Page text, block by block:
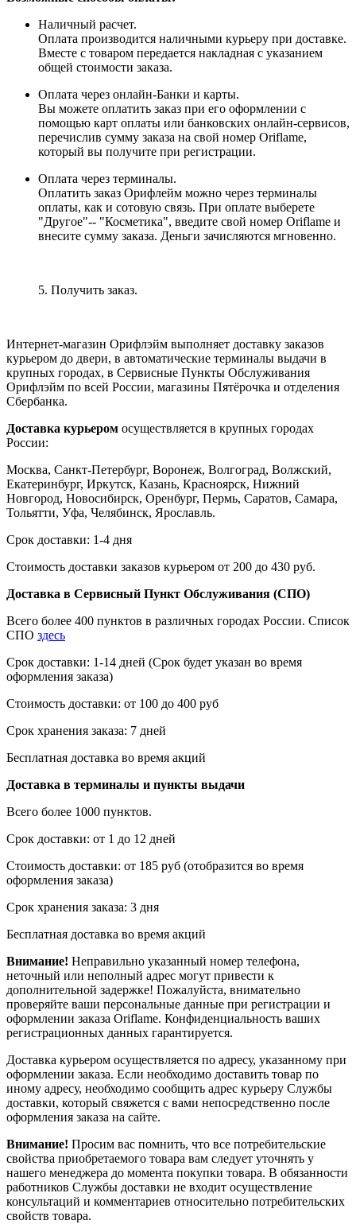
Наличный расчет.
Оплата производится наличными курьеру при доставке.
Вместе с товаром передается накладная с указанием
общей стоимости заказа.
Оплата через онлайн-Банки и карты.
Вы можете оплатить заказ при его оформлении с
помощью карт оплаты или банковских онлайн-сервисов,
перечислив сумму заказа на свой номер Oriflame,
который вы получите при регистрации.
Оплата через терминалы.
Оплатить заказ Орифлейм можно через терминалы
оплаты, как и сотовую связь. При оплате выберете
"Другое"-- "Косметика", введите свой номер Oriflame и
внесите сумму заказа. Деньги зачисляются мгновенно.
5. Получить заказ.
Интернет-магазин Орифлэйм выполняет доставку заказов
курьером до двери, в автоматические терминалы выдачи в
крупных городах, в Сервисные Пункты Обслуживания
Орифлэйм по всей России, магазины Пятёрочка и отделения
Сбербанка.
Доставка курьером осуществляется в крупных городах
России:
Москва, Санкт-Петербург, Воронеж, Волгоград, Волжский,
Екатеринбург, Иркутск, Казань, Красноярск, Нижний
Новгород, Новосибирск, Оренбург, Пермь, Саратов, Самара,
Тольятти, Уфа, Челябинск, Ярославль.
Срок доставки: 1-4 дня
Стоимость доставки заказов курьером от 200 до 430 руб.
Доставка в Сервисный Пункт Обслуживания (СПО)
Всего более 400 пунктов в различных городах России. Список
СПО здесь
Срок доставки: 1-14 дней (Срок будет указан во время
оформления заказа)
Стоимость доставки: от 100 до 400 руб
Срок хранения заказа: 7 дней
Бесплатная доставка во время акций
Доставка в терминалы и пункты выдачи
Всего более 1000 пунктов.
Срок доставки: от 1 до 12 дней
Стоимость доставки: от 185 руб (отобразится во время
оформления заказа)
Срок хранения заказа: 3 дня
Бесплатная доставка во время акций
Внимание! Неправильно указанный номер телефона,
неточный или неполный адрес могут привести к
дополнительной задержке! Пожалуйста, внимательно
проверяйте ваши персональные данные при регистрации и
оформлении заказа Oriflame. Конфиденциальность ваших
регистрационных данных гарантируется.
Доставка курьером осуществляется по адресу, указанному при
оформлении заказа. Если необходимо доставить товар по
иному адресу, необходимо сообщить адрес курьеру Службы
доставки, который свяжется с вами непосредственно после
оформления заказа на сайте.
Внимание! Просим вас помнить, что все потребительские
свойства приобретаемого товара вам следует уточнять у
нашего менеджера до момента покупки товара. В обязанности
работников Службы доставки не входит осуществление
консультаций и комментариев относительно потребительских
свойств товара.